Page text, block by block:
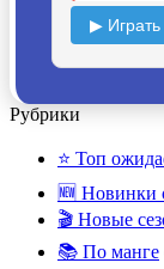
▶ Играть
Рубрики
⭐ Топ
🆕 Новинки
🎬 Новые
📚 По манге